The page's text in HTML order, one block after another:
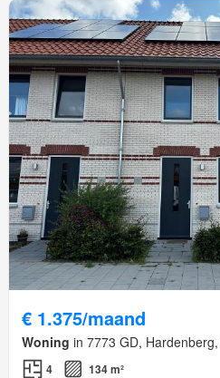
€ 1.375/maand
Woning in 7773 GD,
4 134 m²